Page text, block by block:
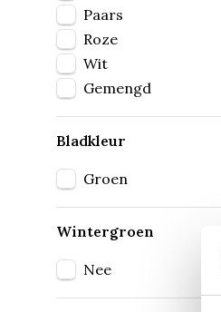
Paars
Roze
Wit
Gemengd
Bladkleur
Groen
Wintergroen
Nee